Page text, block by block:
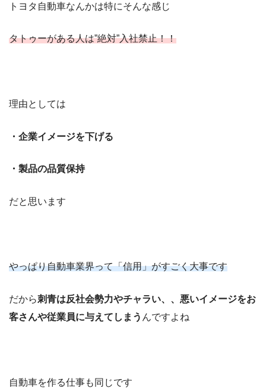
トヨタ自動車なんかは特にそんな感じ
タトゥーがある人は”絶対”入社禁止！！
理由としては
・企業イメージを下げる
・製品の品質保持
だと思います
やっぱり自動車業界って「信用」がすごく大事です
だから刺青は反社会勢力やチャラい、、悪いイメージをお
客さんや従業員に与えてしまう んですよね
自動車を作る仕事も同じです